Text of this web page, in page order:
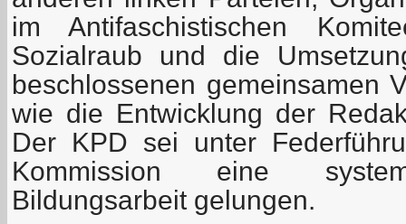
im Antifaschistischen
Sozialraub und die
beschlossenen gemeinsamen
wie die Entwicklung der
Der KPD sei unter
Kommission eine
Bildungsarbeit gelungen.